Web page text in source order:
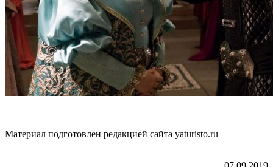
Материал подготовлен редакцией сайта yaturisto.ru